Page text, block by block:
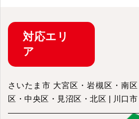
対応エリ
ア
さいたま市 大宮区・岩槻区・南
区・中央区・見沼区・北区 | 川口